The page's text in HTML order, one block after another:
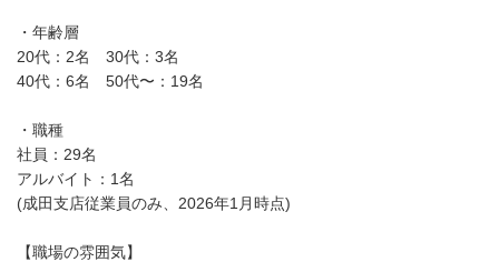
・年齢層
20代：2名 30代：3名
40代：6名 50代〜：19名
・職種
社員：29名
アルバイト：1名
(成田支店従業員のみ、2026年1月時点)
【職場の雰囲気】